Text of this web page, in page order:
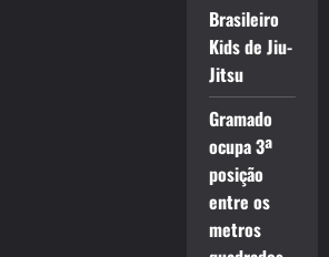
Brasileiro
Kids de Jiu-
Jitsu
Gramado
ocupa 3ª
posição
entre os
metros